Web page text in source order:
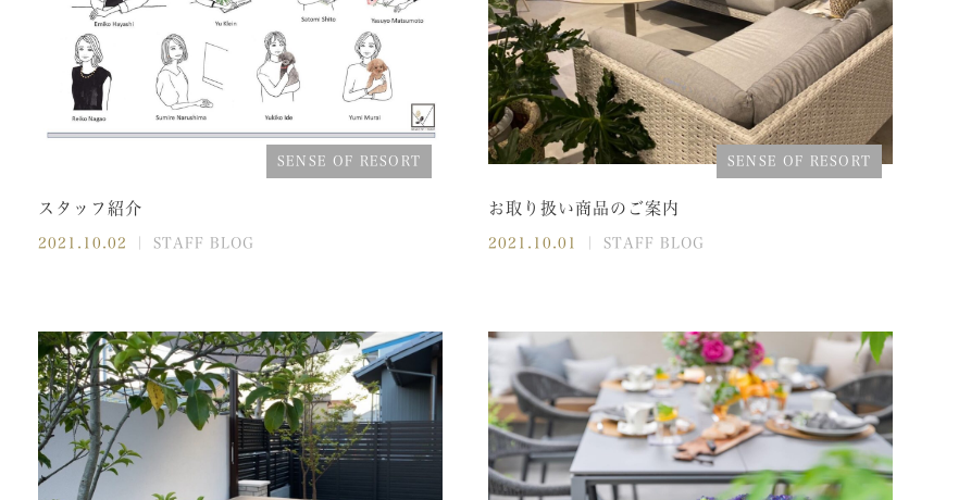
SENSE OF RESORT
スタッフ紹介
2021.10.02 ｜ STAFF BLOG
SENSE OF RESORT
お取り扱い商品のご案内
2021.10.01 ｜ STAFF BLOG